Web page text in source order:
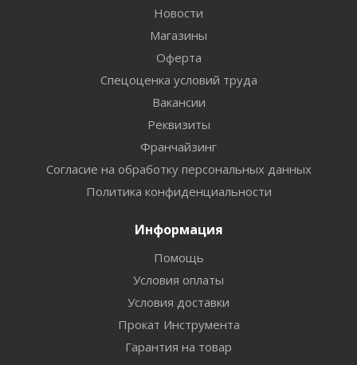
Новости
Магазины
Оферта
Спецоценка условий труда
Вакансии
Реквизиты
Франчайзинг
Согласие на обработку персональных данных
Политика конфиденциальности
Информация
Помощь
Условия оплаты
Условия доставки
Прокат Инструмента
Гарантия на товар